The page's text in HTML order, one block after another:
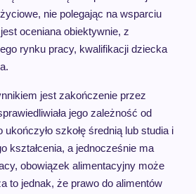
nie polegając na wsparciu
oceniana obiektywnie, z
rynku pracy, kwalifikacji dziecka
jest zakończenie przez
jego zależność od
szkołę średnią lub studia i
kształcenia, a jednocześnie ma
obowiązek alimentacyjny może
to jednak, że prawo do alimentów